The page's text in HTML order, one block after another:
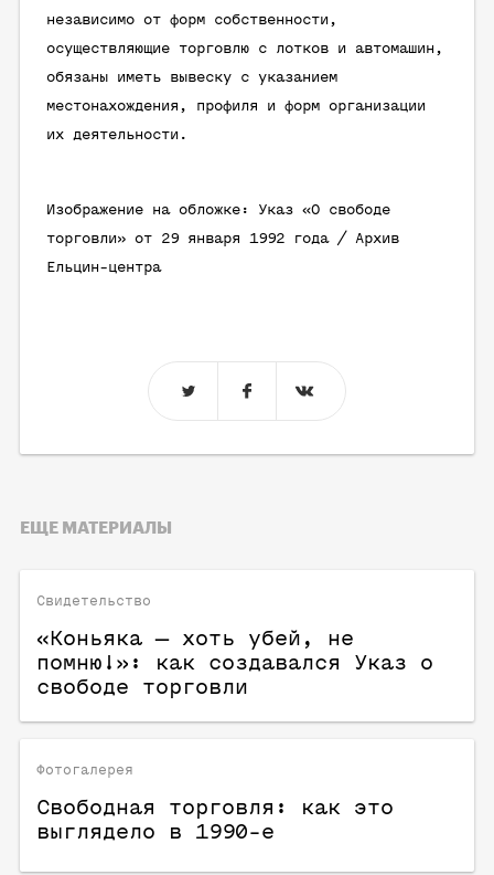
независимо от форм собственности,
осуществляющие торговлю с лотков и автомашин,
обязаны иметь вывеску с указанием
местонахождения, профиля и форм организации
их деятельности.
Изображение на обложке: Указ «О свободе
торговли» от 29 января 1992 года / Архив
Ельцин-центра
ЕЩЕ МАТЕРИАЛЫ
Свидетельство
«Коньяка — хоть убей, не
помню!»: как создавался Указ о
свободе торговли
Фотогалерея
Свободная торговля: как это
выглядело в 1990-е